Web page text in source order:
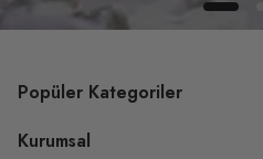
Popüler Kategoriler
Kurumsal